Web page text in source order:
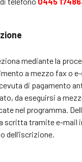
mediante la
a mezzo fax o e-
di pagamento
da eseguirsi a
nel programma.
scritta tramite e-mail
dell’iscrizione.